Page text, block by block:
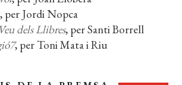
, per Jordi Nopca
dels Llibres, per Santi Borrell
, per Toni Mata i Riu